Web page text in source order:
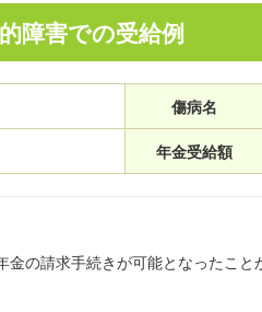
障害での受給例
傷病名
年金受給額
の請求手続きが可能となったこ